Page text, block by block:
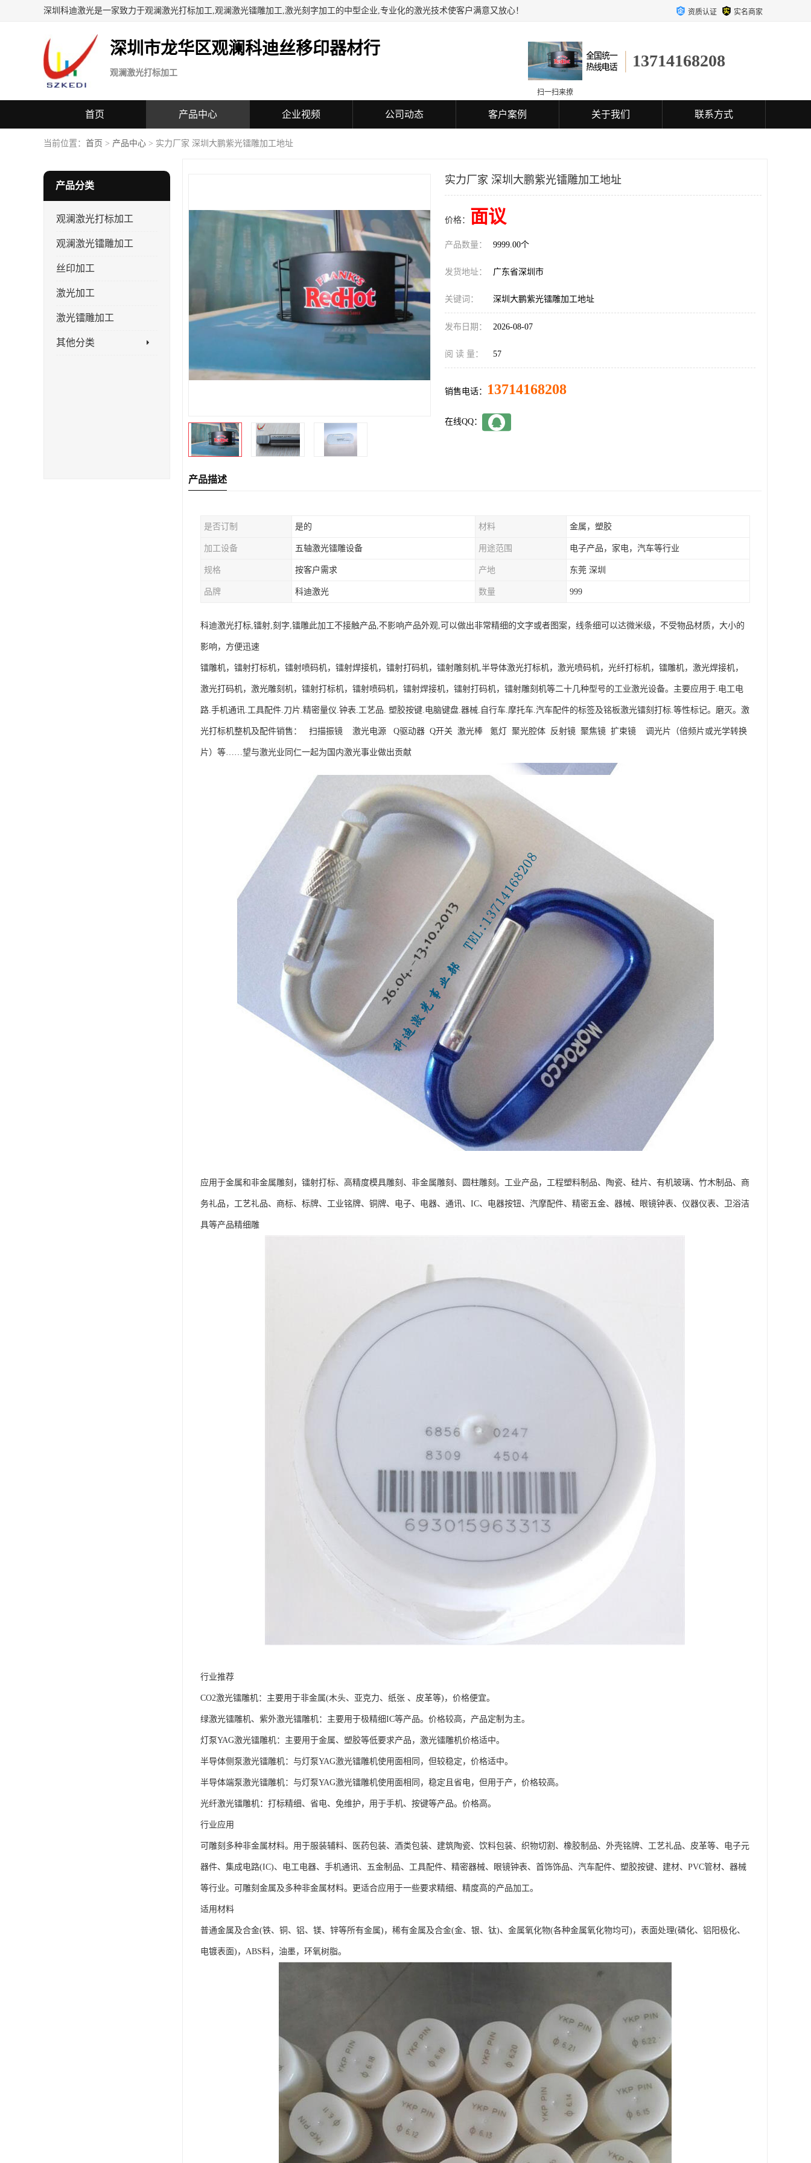
深圳科迪激光是一家致力于观澜激光打标加工,观澜激光镭雕加工,激光刻字加工的中型企业,专业化的激光技术使客户满意又放心！ 资质认证 实名商家
深圳市龙华区观澜科迪丝移印器材行
观澜激光打标加工
13714168208
扫一扫来撩
首页 产品中心 企业视频 公司动态 客户案例 关于我们 联系方式
当前位置： 首页 > 产品中心 > 实力厂家 深圳大鹏紫光镭雕加工地址
产品分类
观澜激光打标加工
观澜激光镭雕加工
丝印加工
激光加工
激光镭雕加工
其他分类
实力厂家 深圳大鹏紫光镭雕加工地址
价格： 面议
产品数量： 9999.00个
发货地址： 广东省深圳市
关键词： 深圳大鹏紫光镭雕加工地址
发布日期： 2026-08-07
阅 读 量： 57
销售电话： 13714168208
在线QQ：
产品描述
是否订制 是的 材料 金属，塑胶
加工设备 五轴激光镭雕设备 用途范围 电子产品，家电，汽车等行业
规格 按客户需求 产地 东莞 深圳
品牌 科迪激光 数量 999
科迪激光打标,镭射,刻字,镭雕此加工不接触产品,不影响产品外观,可以做出非常精细的文字或者图案，线条细可以达微米级，不受物品材质，大小的
影响，方便迅速
镭雕机，镭射打标机，镭射喷码机，镭射焊接机，镭射打码机，镭射雕刻机,半导体激光打标机，激光喷码机，光纤打标机，镭雕机，激光焊接机，
激光打码机，激光雕刻机，镭射打标机，镭射喷码机，镭射焊接机，镭射打码机，镭射雕刻机等二十几种型号的工业激光设备。主要应用于.电工电
路.手机通讯.工具配件.刀片.精密量仪.钟表.工艺品. 塑胶按键.电脑键盘.器械.自行车.摩托车.汽车配件的标签及铭板激光镭刻打标.等性标记。磨灭。激
光打标机整机及配件销售： 扫描振镜 激光电源 Q驱动器 Q开关 激光棒 氪灯 聚光腔体 反射镜 聚焦镜 扩束镜 调光片（倍频片或光学转换
片）等……望与激光业同仁一起为国内激光事业做出贡献
应用于金属和非金属雕刻，镭射打标、高精度模具雕刻、非金属雕刻、圆柱雕刻。工业产品，工程塑料制品、陶瓷、硅片、有机玻璃、竹木制品、商
务礼品，工艺礼品、商标、标牌、工业铭牌、铜牌、电子、电器、通讯、IC、电器按钮、汽摩配件、精密五金、器械、眼镜钟表、仪器仪表、卫浴洁
具等产品精细雕
行业推荐
CO2激光镭雕机：主要用于非金属(木头、亚克力、纸张 、皮革等)，价格便宜。
绿激光镭雕机、紫外激光镭雕机：主要用于极精细IC等产品。价格较高，产品定制为主。
灯泵YAG激光镭雕机：主要用于金属、塑胶等低要求产品，激光镭雕机价格适中。
半导体侧泵激光镭雕机：与灯泵YAG激光镭雕机使用面相同，但较稳定，价格适中。
半导体端泵激光镭雕机：与灯泵YAG激光镭雕机使用面相同，稳定且省电，但用于产，价格较高。
光纤激光镭雕机：打标精细、省电、免维护，用于手机、按键等产品。价格高。
行业应用
可雕刻多种非金属材料。用于服装辅料、医药包装、酒类包装、建筑陶瓷、饮料包装、织物切割、橡胶制品、外壳铭牌、工艺礼品、皮革等、电子元
器件、集成电路(IC)、电工电器、手机通讯、五金制品、工具配件、精密器械、眼镜钟表、首饰饰品、汽车配件、塑胶按键、建材、PVC管材、器械
等行业。可雕刻金属及多种非金属材料。更适合应用于一些要求精细、精度高的产品加工。
适用材料
普通金属及合金(铁、铜、铝、镁、锌等所有金属)，稀有金属及合金(金、银、钛)、金属氧化物(各种金属氧化物均可)，表面处理(磷化、铝阳极化、
电镀表面)，ABS料，油墨，环氧树脂。